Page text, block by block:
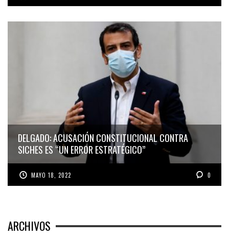
DELGADO: ACUSACIÓN CONSTITUCIONAL CONTRA
SICHES ES “UN ERROR ESTRATÉGICO”
MAYO 18, 2022 0
ARCHIVOS